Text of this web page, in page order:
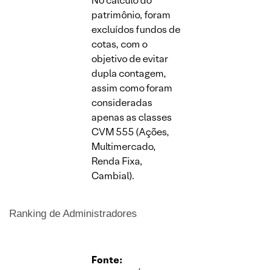
patrimônio, foram
excluídos fundos de
cotas, com o
objetivo de evitar
dupla contagem,
assim como foram
consideradas
apenas as classes
CVM 555 (Ações,
Multimercado,
Renda Fixa,
Cambial).
Ranking de Administradores
Fonte: